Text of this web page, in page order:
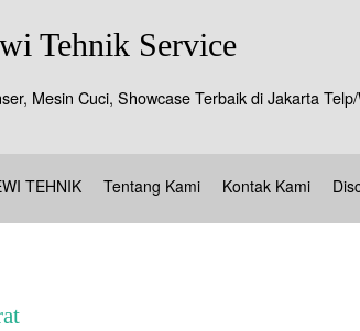
Tehnik Service
Mesin Cuci, Showcase Terbaik di Jakarta
TEHNIK Tentang Kami Kontak Kami